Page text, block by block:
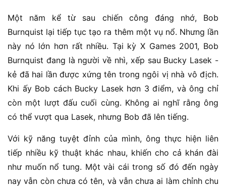
Một năm kể từ sau chiến công đáng nhớ, Bob
Burnquist lại tiếp tục tạo ra thêm một vụ nổ. Nhưng lần
này nó lớn hơn rất nhiều. Tại kỳ X Games 2001, Bob
Burnquist đang là người về nhì, xếp sau Bucky Lasek -
kẻ đã hai lần được xứng tên trong ngôi vị nhà vô địch.
Khi ấy Bob cách Bucky Lasek hơn 3 điểm, và ông chỉ
còn một lượt đấu cuối cùng. Không ai nghĩ rằng ông
có thể vượt qua Lasek, nhưng Bob đã lên tiếng.
Với kỹ năng tuyệt đỉnh của mình, ông thực hiện liên
tiếp nhiều kỹ thuật khác nhau, khiến cho cả khán đài
như muốn nổ tung. Một vài cái trong số đó đến ngày
nay vẫn còn chưa có tên, và vẫn chưa ai làm chỉnh chu